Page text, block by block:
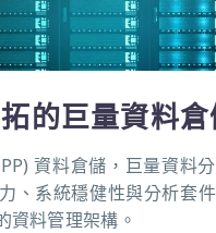
的巨量資料倉
資料倉儲，巨量資料
、系統穩健性與分析套
資料管理架構。